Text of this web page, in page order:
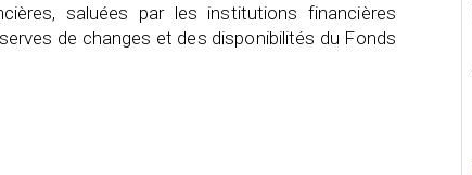
saluées par les institutions financières
de changes et des disponibilités du Fonds